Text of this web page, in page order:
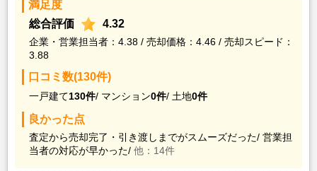
満足度
総合評価
4.32
企業・営業担当者：4.38 / 売却価格：4.46 / 売却スピード：
3.88
口コミ数(130件)
一戸建て130件/ マンション0件/ 土地0件
良かった点
査定から売却完了・引き渡しまでがスムーズだった/ 営業担
当者の対応が早かった/ 他：14件